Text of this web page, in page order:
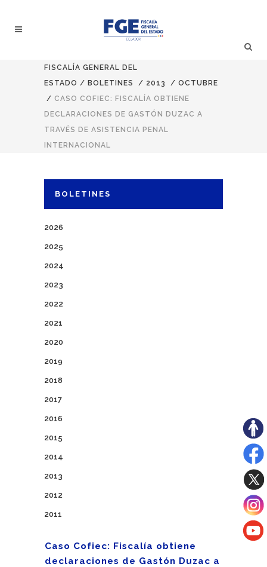
FISCALÍA GENERAL DEL
ESTADO / BOLETINES / 2013 / OCTUBRE
/ CASO COFIEC: FISCALÍA OBTIENE
DECLARACIONES DE GASTÓN DUZAC A
TRAVÉS DE ASISTENCIA PENAL
INTERNACIONAL
BOLETINES
2026
2025
2024
2023
2022
2021
2020
2019
2018
2017
2016
2015
2014
2013
2012
2011
Caso Cofiec: Fiscalía obtiene
declaraciones de Gastón Duzac a